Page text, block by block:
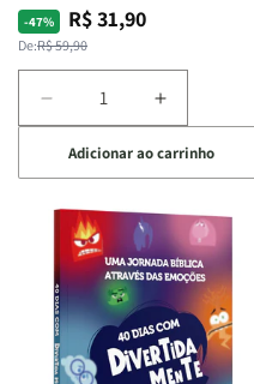
-47%
Preço
normal
De:R$ 59,90
Preço
promocional
R$ 31,90
Diminuir
a
quantidade
de
Devocional
Quarto
de
Guerra
Isabelle
S.
Aumentar
a
quantidade
de
Devocional
Quarto
de
Guerra
|
Isabelle
S.
Adicionar ao carrinho